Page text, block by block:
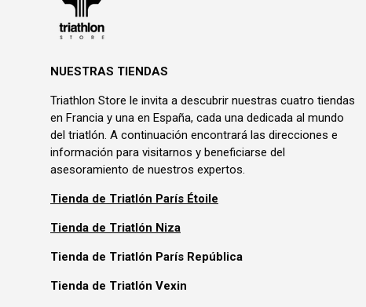
NUESTRAS TIENDAS
Triathlon Store le invita a descubrir nuestras cuatro tiendas
en Francia y una en España, cada una dedicada al mundo
del triatlón. A continuación encontrará las direcciones e
información para visitarnos y beneficiarse del
asesoramiento de nuestros expertos.
Tienda de Triatlón París Étoile
Tienda de Triatlón Niza
Tienda de Triatlón París República
Tienda de Triatlón Vexin